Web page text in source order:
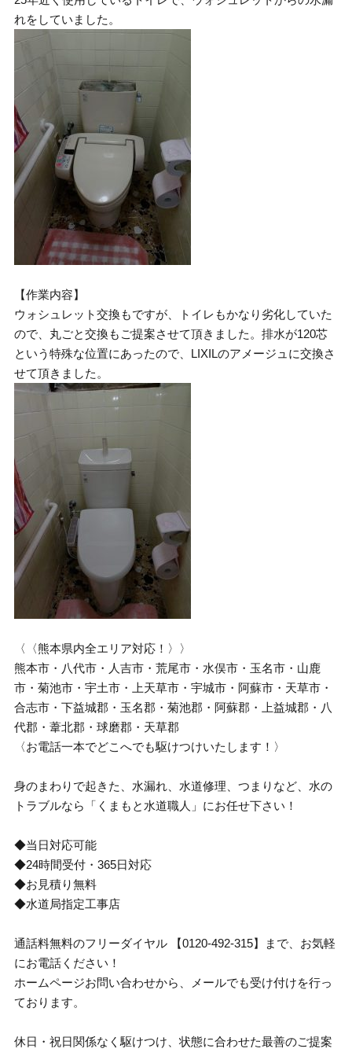
れをしていました。
【作業内容】
ウォシュレット交換もですが、トイレもかなり劣化していた
ので、丸ごと交換もご提案させて頂きました。排水が120芯
という特殊な位置にあったので、LIXILのアメージュに交換さ
せて頂きました。
〈〈熊本県内全エリア対応！〉〉
熊本市・八代市・人吉市・荒尾市・水俣市・玉名市・山鹿
市・菊池市・宇土市・上天草市・宇城市・阿蘇市・天草市・
合志市・下益城郡・玉名郡・菊池郡・阿蘇郡・上益城郡・八
代郡・葦北郡・球磨郡・天草郡
〈お電話一本でどこへでも駆けつけいたします！〉
身のまわりで起きた、水漏れ、水道修理、つまりなど、水の
トラブルなら「くまもと水道職人」にお任せ下さい！
◆当日対応可能
◆24時間受付・365日対応
◆お見積り無料
◆水道局指定工事店
通話料無料のフリーダイヤル 【0120-492-315】まで、お気軽
にお電話ください！
ホームページお問い合わせから、メールでも受け付けを行っ
ております。
休日・祝日関係なく駆けつけ、状態に合わせた最善のご提案